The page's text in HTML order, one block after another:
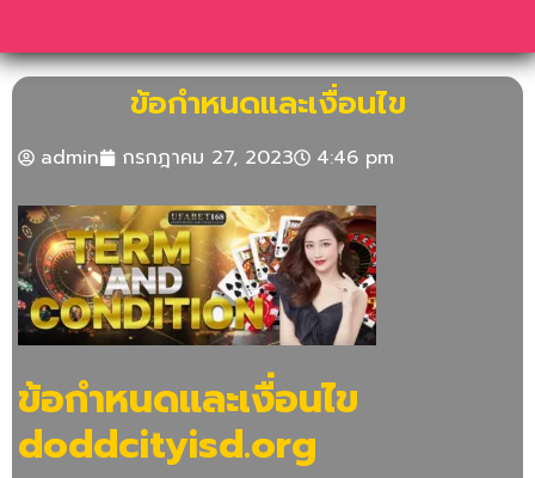
ข้อกำหนดและเงื่อนไข
admin กรกฎาคม 27, 2023 4:46 pm
ข้อกำหนดและเงื่อนไข
doddcityisd.org